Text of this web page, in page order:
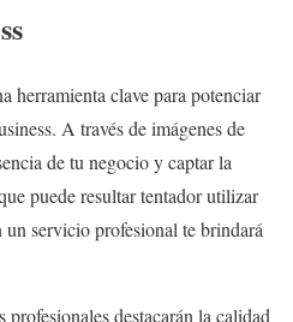
herramienta clave para potenciar
A través de imágenes de
de tu negocio y captar la
puede resultar tentador utilizar
servicio profesional te brindará
destacarán la calidad